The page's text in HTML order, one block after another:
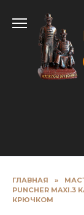
содержанию
ГЛАВНАЯ »
PUNCHER
КРЮЧКОМ